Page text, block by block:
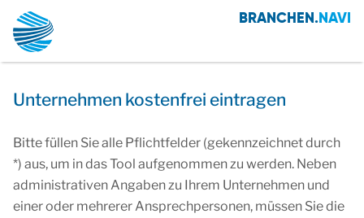
BRANCHEN.NAVI
Unternehmen kostenfrei eintragen
Bitte füllen Sie alle Pflichtfelder (gekennzeichnet durch
*) aus, um in das Tool aufgenommen zu werden. Neben
administrativen Angaben zu Ihrem Unternehmen und
einer oder mehrerer Ansprechpersonen, müssen Sie die